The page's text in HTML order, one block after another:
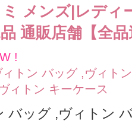
メンズ|レディ
通販店舗【全
!
ィトン バッグ ,ヴィト
ィトン キーケース
バッグ ,ヴィトン